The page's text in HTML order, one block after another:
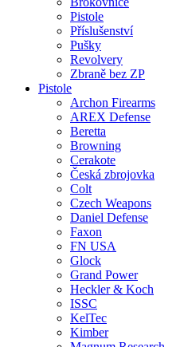
Pistole
Příslušenství
Pušky
Revolvery
Zbraně bez ZP
Pistole
Archon Firearms
AREX Defense
Beretta
Browning
Cerakote
Česká zbrojovka
Colt
Czech Weapons
Daniel Defense
Faxon
FN USA
Glock
Grand Power
Heckler & Koch
ISSC
KelTec
Kimber